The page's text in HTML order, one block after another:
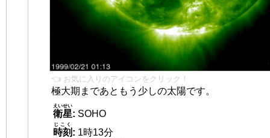
👈 お気に入りのアイコンをクリック！
極大期まであともう少しの太陽です。
衛星
えいせい
: SOHO
時刻
じこく
: 1時13分